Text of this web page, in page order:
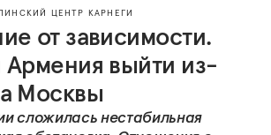
ЦЕНТР КАРНЕГИ
от зависимости.
выйти из-
Москвы
сложилась нестабильная